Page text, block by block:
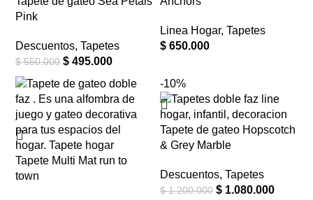
Pink
Descuentos, Tapetes
$550.000 $ 495.000
Linea Hogar, Tapetes
$ 650.000
Tapete Multi Mat run to
town
-10%
Tapete de gateo Hopscotch
& Grey Marble
Descuentos, Tapetes
$1.200.000 $ 1.080.000